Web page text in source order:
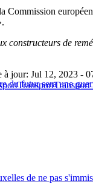
Commission
constructeurs de
du futur sera une
à jour: Jul 12, 2023 -
TransportTransport
de ne pas